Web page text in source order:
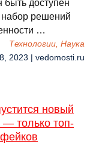
доступен
решений
…
Технологии, Наука
2023 | vedomosti.ru
новый
— только топ-